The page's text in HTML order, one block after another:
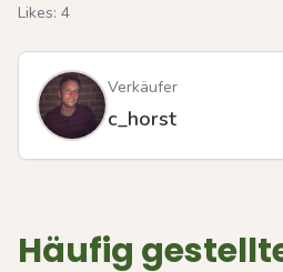
Likes: 4
Verkäufer
c_horst
Häufig